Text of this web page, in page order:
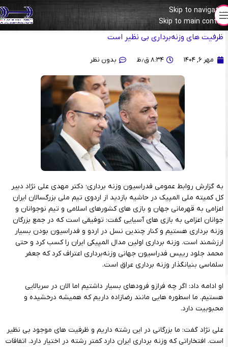
Skip to navigation
Skip to main content
دکتر مهدی علی نژاد: فراز و فرود داشتیم اما الان در سربالایی هستیم/
ظرفیت های وزنه‌برداری بی نظیر است
مهر ۶, ۱۴۰۴ ۸:۳۴ ق٫ظ بدون نظر
به گزارش روابط عمومی فدراسیون وزنه برداری؛ دکتر مهدی علی نژاد دبیر
کل کمیته ملی المپیک در حاشیه بازدید از اردوی تیم ملی بزرگسالان ایران
اعزامی به قهرمانی جهان و بازی های کشورهای اسلامی و تیم نوجوانان و
جوانان اعزامی به بازی های آسیایی گفت: توفیقی است که در جمع بزرگان
وزنه برداری هستیم و کنار چندین نسل در اردو و فدراسیون بودن بسیار
ارزشمند است. وزنه برداری اولین مدال المپیکی ایران را کسب کرد و حتی
محمد جلود رییس فدراسیون جهانی وزنه‌برداری اعتراف کرد که جعفر
سلماسی بنیانگذار وزنه برداری عراق است.
او ادامه داد: اگر چه فرازو فرودهای بسیار داشتیم اما الان در سربالایی
هستیم. ما اسطوره هایی مانند رضازاده داریم که همیشه درخشیده و
محبوبیت دارد.
علی نژاد گفت: ما بزرگانی در این رشته داریم و ظرفیت های موجود بی نظیر
است. افتخاراتی که وزنه برداری ایران دارد کمتر رشته در اختیار دارد. اتفاقات